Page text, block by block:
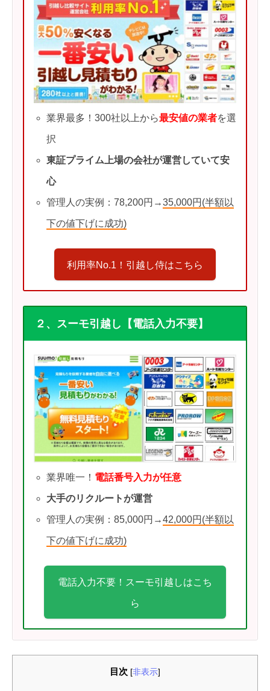
業界最多！300社以上から最安値の業者を選
択
東証プライム上場の会社が運営していて安
心
管理人の実例：78,200円→35,000円(半額以
下の値下げに成功)
利用率No.1！引越し侍はこちら
２、スーモ引越し【電話入力不要】
業界唯一！ 電話番号入力が任意
大手のリクルートが運営
管理人の実例：85,000円→42,000円(半額以
下の値下げに成功)
電話入力不要！スーモ引越しはこち
ら
目次 [非表示]